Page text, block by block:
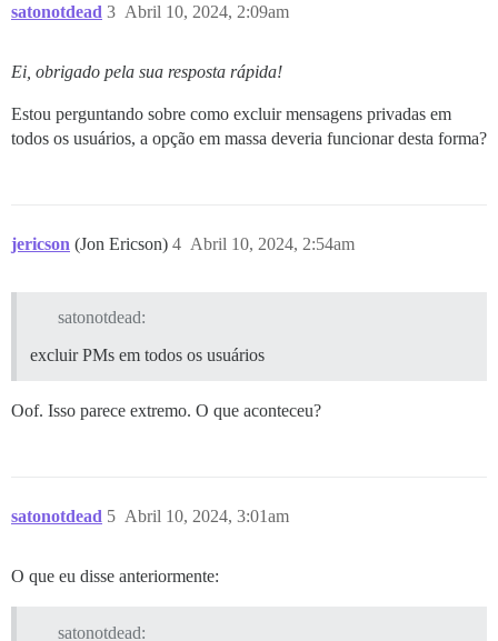
satonotdead Abril 10, 2024, 2:09am
3
Ei, obrigado pela sua resposta rápida!
Estou perguntando sobre como excluir mensagens privadas em
todos os usuários, a opção em massa deveria funcionar desta forma?
jericson (Jon Ericson) Abril 10, 2024, 2:54am
4
satonotdead:
excluir PMs em todos os usuários
Oof. Isso parece extremo. O que aconteceu?
satonotdead Abril 10, 2024, 3:01am
5
O que eu disse anteriormente:
satonotdead: